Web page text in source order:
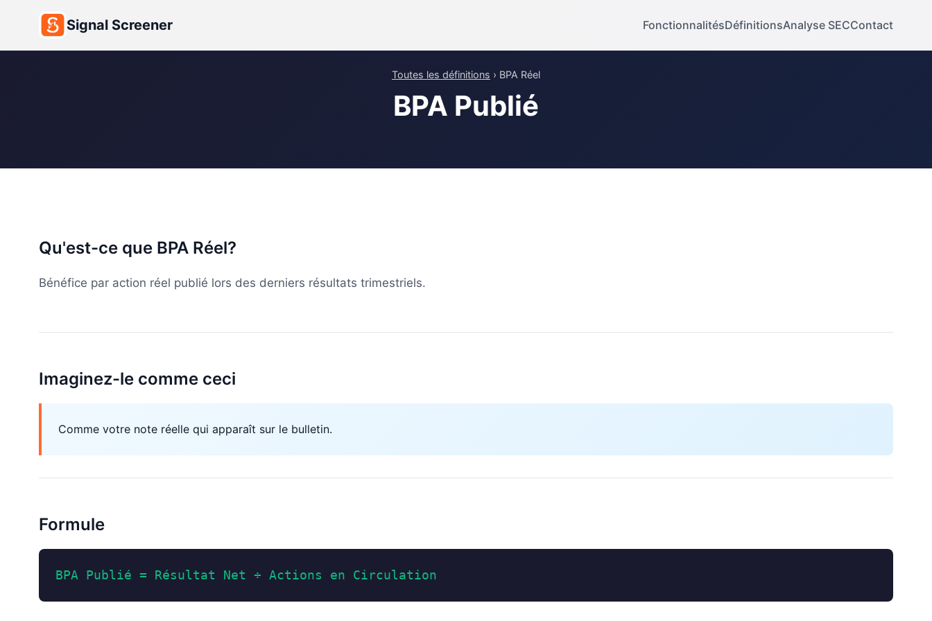
Signal Screener FonctionnalitésDéfinitionsAnalyse SECContact
Toutes les définitions › BPA Réel
BPA Publié
Qu'est-ce que BPA Réel?
Bénéfice par action réel publié lors des derniers résultats trimestriels.
Imaginez-le comme ceci
Comme votre note réelle qui apparaît sur le bulletin.
Formule
BPA Publié = Résultat Net ÷ Actions en Circulation